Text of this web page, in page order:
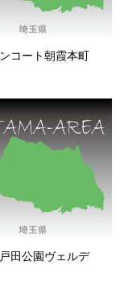
コート朝霞本町
田公園ヴェルデ